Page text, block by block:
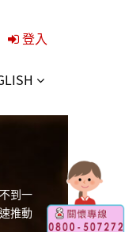
登入
到一
推動